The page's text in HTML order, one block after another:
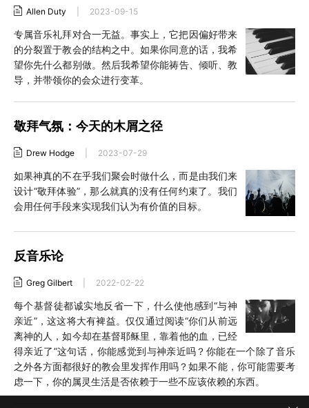
Allen Duty 2023-09-15
专属音乐礼拜对合一无益。事实上，它把因偏好带来
的分裂置于教会的结构之中。如果你同意的话，我希
望你先什么都别做。然后我希望你能祷告、倾听、教
导，并带领你的会众进行变革。
敬拜气氛：今天的木屑之径
Drew Hodge 2023-07-29
如果神真的不在乎我们聚会时做什么，而是由我们来
设计“敬拜体验”，那么就真的没有任何约束了。我们
会用任何手段来实现我们认为有价值的目标。
反音乐论
Greg Gilbert 2022-02-22
每个基督徒都诚实地反省一下，什么使他感到“与神
亲近”，这这将大有裨益。仅仅通过阅读“你们从前远
离神的人，如今却在基督耶稣里，靠着他的血，已经
得亲近了”这句话，你能感觉到与神亲近吗？你能在一个除了音乐
之外各方面都很好的教会里发挥作用吗？如果不能，你可能需要考
虑一下，你的属灵生活是否依赖于一些不应该依赖的东西。